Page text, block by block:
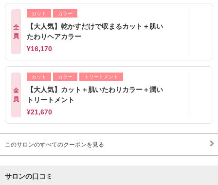
全
員
カット カラー
【大人気】乾かすだけで収まるカット＋肌い
たわりヘアカラー
¥16,170
全
員
カット カラー トリートメント
【大人気】カット＋肌いたわりカラー＋潤い
トリートメント
¥21,670
このサロンのすべてのクーポンを見る
サロンの口コミ